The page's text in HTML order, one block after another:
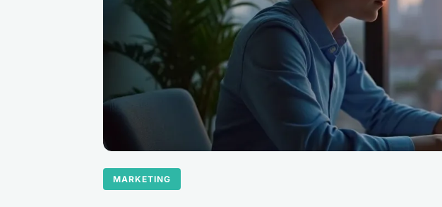
MARKETING